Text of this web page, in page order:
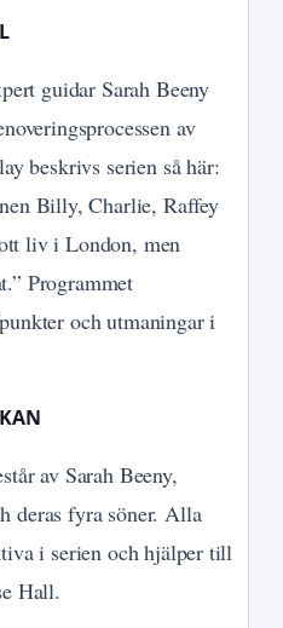
guidar Sarah Beeny
av
beskrivs serien så här:
Billy, Charlie, Raffey
liv i London, men
Programmet
och utmaningar i
av Sarah Beeny,
deras fyra söner. Alla
i serien och hjälper till
Hall.